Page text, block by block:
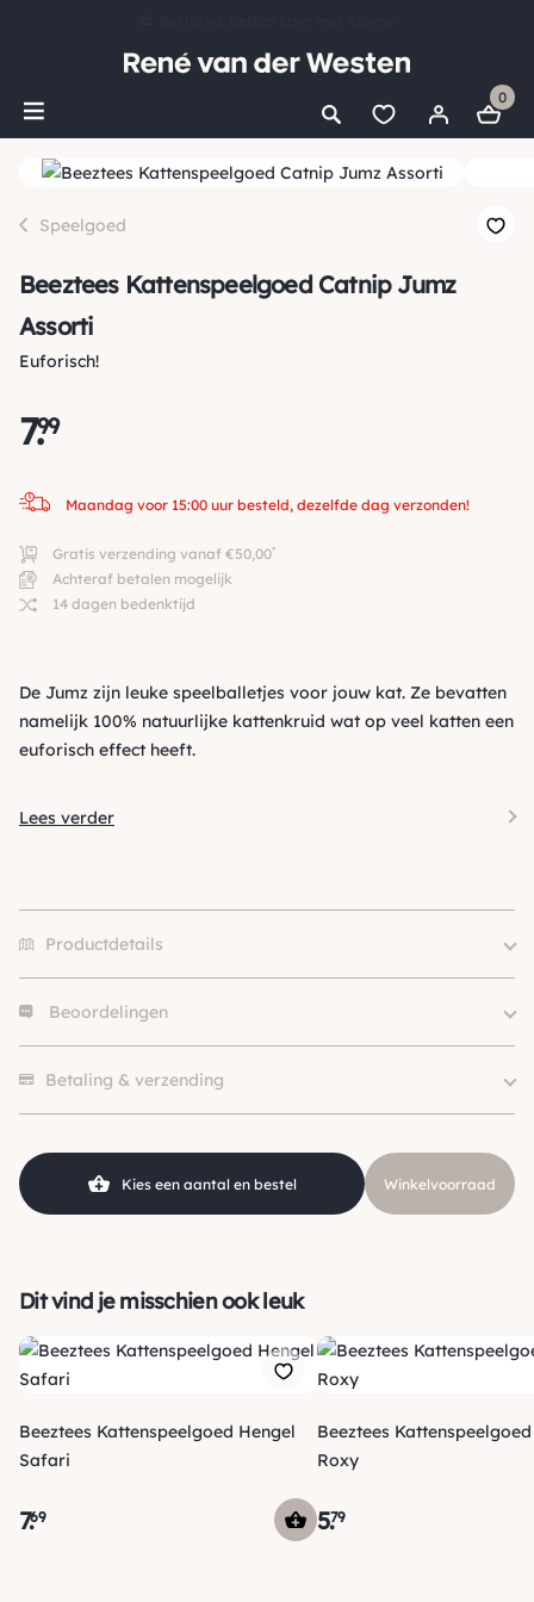
Ruim 16.000 artikelen op voorraad
Maandag voor 15:00 uur besteld, dezelfde dag verzonden!
0
Speelgoed
Beeztees Kattenspeelgoed Catnip Jumz
Assorti
Euforisch!
7.
99
Maandag voor 15:00 uur besteld, dezelfde dag verzonden!
Gratis verzending vanaf €50,00*
Achteraf betalen mogelijk
14 dagen bedenktijd
De Jumz zijn leuke speelballetjes voor jouw kat. Ze bevatten
namelijk 100% natuurlijke kattenkruid wat op veel katten een
euforisch effect heeft.
Lees verder
Productdetails
Merk
SKU
210000029175
Beoordelingen
Betaling & verzending
Kies een aantal en bestel Winkelvoorraad
Dit vind je misschien ook leuk
Beeztees Kattenspeelgoed Hengel
Safari
7.69
Beeztees
Roxy
5.79